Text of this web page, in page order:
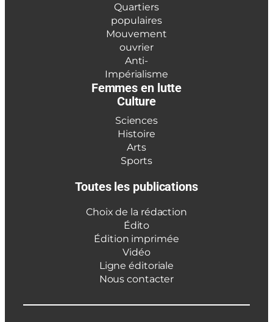
Quartiers
populaires
Mouvement
ouvrier
Anti-
Impérialisme
Femmes en lutte
Culture
Sciences
Histoire
Arts
Sports
Toutes les publications
Choix de la rédaction
Édito
Édition imprimée
Vidéo
Ligne éditoriale
Nous contacter